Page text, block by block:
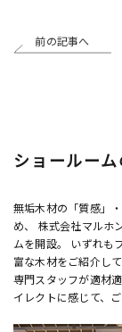
前の記事へ
ショールー
無垢木材の「質感」
め、 株式会社マルホ
ムを開設。 いずれも
富な木材をご紹介して
専門スタッフが適材
イレクトに感じて、